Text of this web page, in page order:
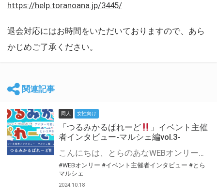
https://help.toranoana.jp/3445/
退会対応にはお時間をいただいておりますので、あら
かじめご了承ください。
関連記事
同人 女性向け
「つるみかるぱれーど
」イベント主催
者インタビュー-マルシェ編vol.3-
こんにちは、とらのあなWEBオンリー運営スタッフです。 新たにお届けする、イベント主催者インタビュー-マルシェ編-は、 とらのあなWEBオンリー「マルシェ」をご利用した主催様に 「マルシェ」を使って開催した感想や心がけをお聞きする企画です。 今回は、WEBオンリー初開催「つるみかるぱれーど
#WEBオンリー #イベント主催者インタビュー #とら
マルシェ
2024.10.18